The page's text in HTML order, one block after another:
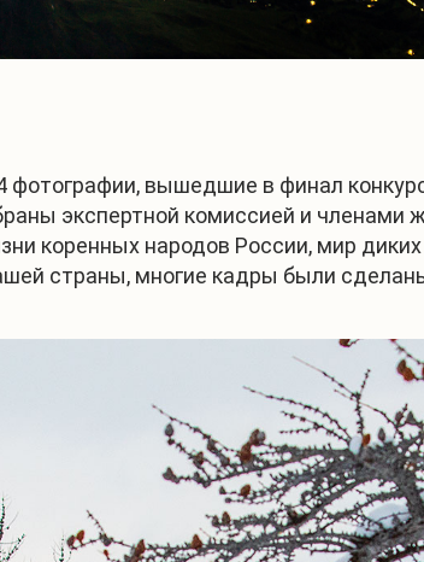
фотографии, вышедшие в финал
экспертной комиссией и
коренных народов России, мир
страны, многие кадры были